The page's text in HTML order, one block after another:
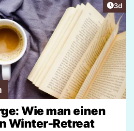
3d
Wie man einen
Winter-Retreat